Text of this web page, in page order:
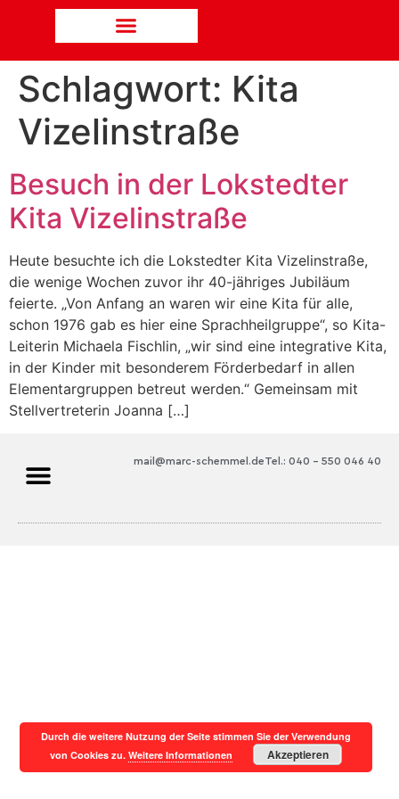
Schlagwort: Kita
Vizelinstraße
Besuch in der Lokstedter
Kita Vizelinstraße
Heute besuchte ich die Lokstedter Kita Vizelinstraße,
die wenige Wochen zuvor ihr 40-jähriges Jubiläum
feierte. „Von Anfang an waren wir eine Kita für alle,
schon 1976 gab es hier eine Sprachheilgruppe“, so Kita-
Leiterin Michaela Fischlin, „wir sind eine integrative Kita,
in der Kinder mit besonderem Förderbedarf in allen
Elementargruppen betreut werden.“ Gemeinsam mit
Stellvertreterin Joanna […]
Tel.: 040 – 550 046 40
mail@marc-schemmel.de
Durch die weitere Nutzung der Seite stimmen Sie der Verwendung
von Cookies zu.Weitere Informationen Akzeptieren